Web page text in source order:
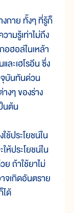
งกาย ทั้งๆ ที่รู้ก็
วามรู้เท่าไม่ถึง
อฮอล์ในเหล้า
และเฮโรอีน ซึ่ง
บันทันด่วน
างๆ ของร่าง
นต้น
ใช้ประโยชน์ใน
ให้ประโยชน์ใน
ย ถ้าใช้ยาไม่
จเกิดอันตราย
ได้